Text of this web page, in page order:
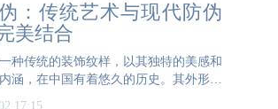
：传统艺术与现代防伪
美结合
种传统的装饰纹样，以其独特的美感和
涵，在中国有着悠久的历史。其外形圆
常以四季花草植物、飞鸟虫鱼、吉祥文
17:15